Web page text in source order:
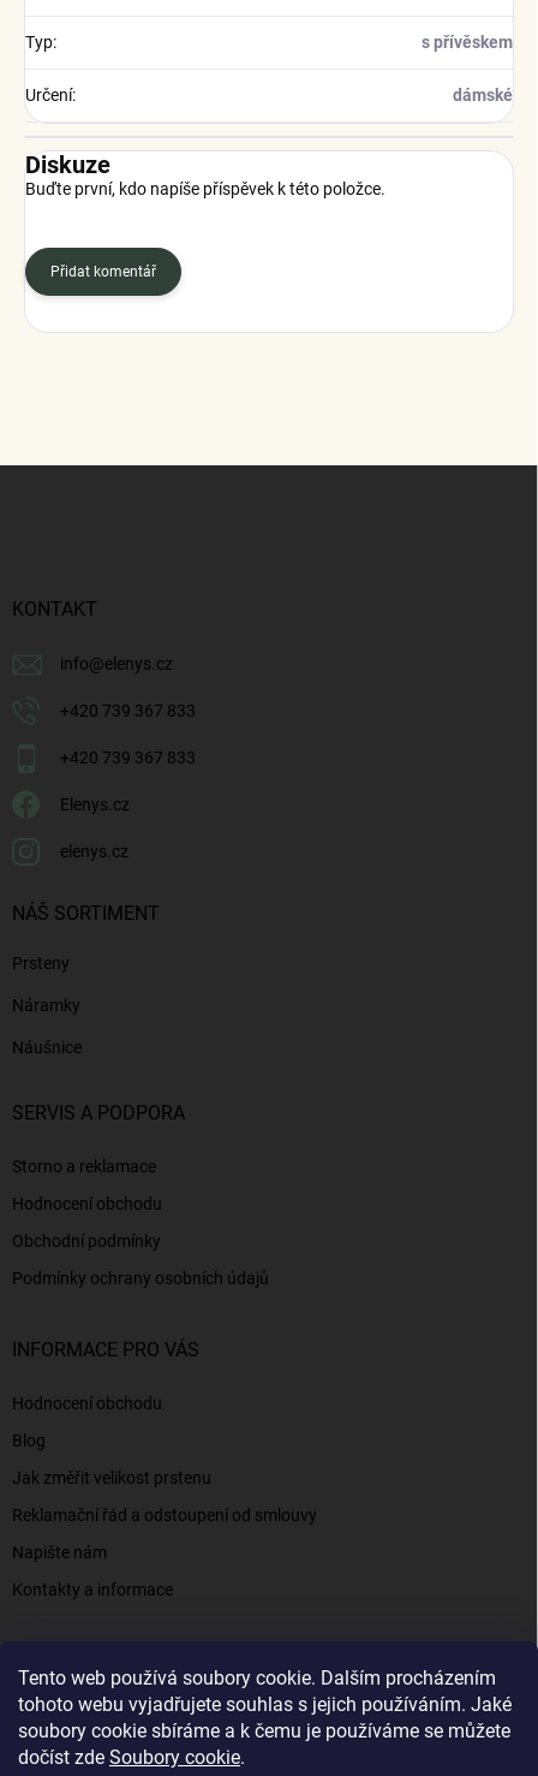
Tento web používá soubory cookie. Dalším procházením
tohoto webu vyjadřujete souhlas s jejich používáním. Jaké
soubory cookie sbíráme a k čemu je používáme se můžete
dočíst zde Soubory cookie.
Typ: s přívěskem
Určení: dámské
Diskuze
Buďte první, kdo napíše příspěvek k této položce.
Přidat komentář
KONTAKT
info@elenys.cz
+420 739 367 833
+420 739 367 833
Elenys.cz
elenys.cz
NÁŠ SORTIMENT
Prsteny
Náramky
Náušnice
SERVIS A PODPORA
Storno a reklamace
Hodnocení obchodu
Obchodní podmínky
Podmínky ochrany osobních údajů
INFORMACE PRO VÁS
Hodnocení obchodu
Blog
Jak změřit velikost prstenu
Reklamační řád a odstoupení od smlouvy
Napište nám
Kontakty a informace
Elenys.cz - šperky, kterým věříte už od roku 2016